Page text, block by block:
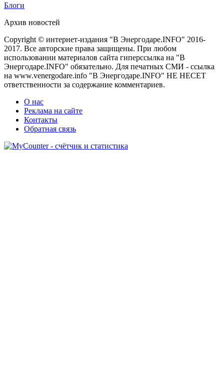
Блоги
Архив новостей
Copyright © интернет-издания "В Энергодаре.INFO" 2016-
2017. Все авторские права защищены. При любом
использовании материалов сайта гиперссылка на "В
Энергодаре.INFO" обязательно. Для печатных СМИ - ссылка
на www.venergodare.info "В Энергодаре.INFO" НЕ НЕСЕТ
ответственности за содержание комментариев.
О нас
Реклама на сайте
Контакты
Обратная связь